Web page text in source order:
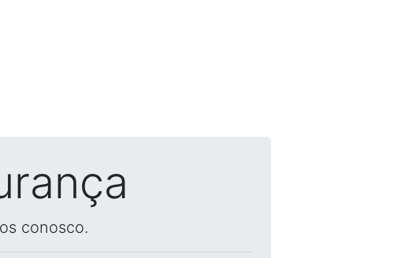
conosco.